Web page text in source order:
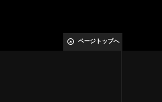
ページトップへ